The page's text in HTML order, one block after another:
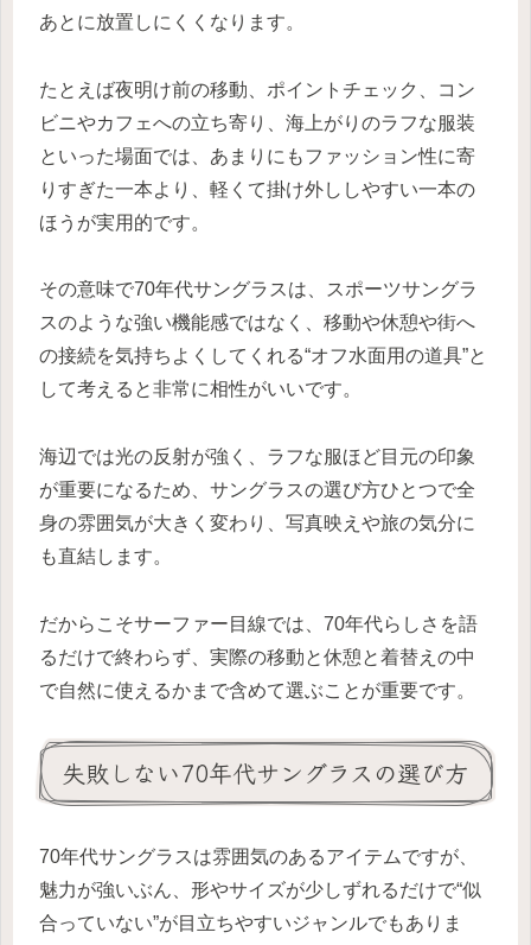
あとに放置しにくくなります。
たとえば夜明け前の移動、ポイントチェック、コン
ビニやカフェへの立ち寄り、海上がりのラフな服装
といった場面では、あまりにもファッション性に寄
りすぎた一本より、軽くて掛け外ししやすい一本の
ほうが実用的です。
その意味で70年代サングラスは、スポーツサングラ
スのような強い機能感ではなく、移動や休憩や街へ
の接続を気持ちよくしてくれる“オフ水面用の道具”と
して考えると非常に相性がいいです。
海辺では光の反射が強く、ラフな服ほど目元の印象
が重要になるため、サングラスの選び方ひとつで全
身の雰囲気が大きく変わり、写真映えや旅の気分に
も直結します。
だからこそサーファー目線では、70年代らしさを語
るだけで終わらず、実際の移動と休憩と着替えの中
で自然に使えるかまで含めて選ぶことが重要です。
失敗しない70年代サングラスの選び方
70年代サングラスは雰囲気のあるアイテムですが、
魅力が強いぶん、形やサイズが少しずれるだけで“似
合っていない”が目立ちやすいジャンルでもありま